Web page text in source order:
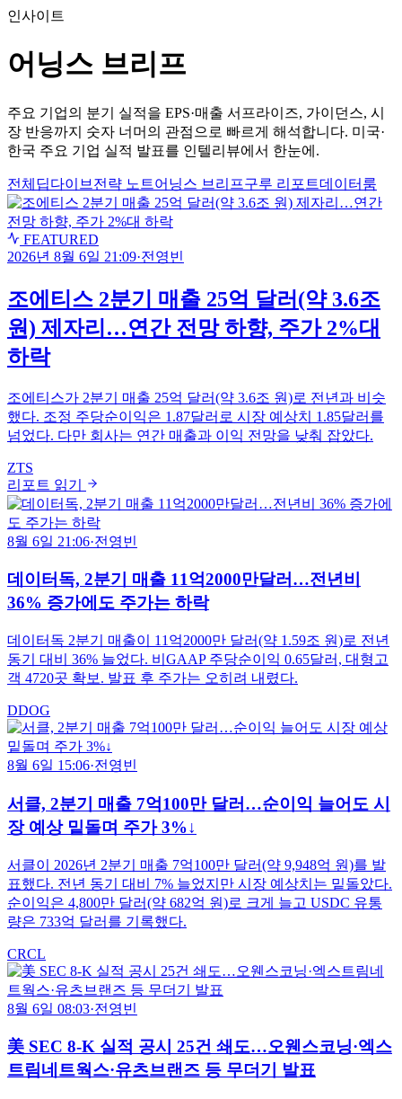
인사이트
어닝스 브리프
주요 기업의 분기 실적을 EPS·매출 서프라이즈, 가이던스, 시
장 반응까지 숫자 너머의 관점으로 빠르게 해석합니다. 미국·
한국 주요 기업 실적 발표를 인텔리뷰에서 한눈에.
전체 딥다이브 전략 노트어닝스 브리프구루 리포트데이터룸
FEATURED
2026년 8월 6일 21:09·전영빈
조에티스 2분기 매출 25억 달러(약 3.6조
원) 제자리…연간 전망 하향, 주가 2%대
하락
조에티스가 2분기 매출 25억 달러(약 3.6조 원)로 전년과 비슷
했다. 조정 주당순이익은 1.87달러로 시장 예상치 1.85달러를
넘었다. 다만 회사는 연간 매출과 이익 전망을 낮춰 잡았다.
ZTS
리포트 읽기
8월 6일 21:06·전영빈
데이터독, 2분기 매출 11억2000만달러…전년비
36% 증가에도 주가는 하락
데이터독 2분기 매출이 11억2000만 달러(약 1.59조 원)로 전년
동기 대비 36% 늘었다. 비GAAP 주당순이익 0.65달러, 대형고
객 4720곳 확보. 발표 후 주가는 오히려 내렸다.
DDOG
8월 6일 15:06·전영빈
서클, 2분기 매출 7억100만 달러…순이익 늘어도 시
장 예상 밑돌며 주가 3%↓
서클이 2026년 2분기 매출 7억100만 달러(약 9,948억 원)를 발
표했다. 전년 동기 대비 7% 늘었지만 시장 예상치는 밑돌았다.
순이익은 4,800만 달러(약 682억 원)로 크게 늘고 USDC 유통
량은 733억 달러를 기록했다.
CRCL
8월 6일 08:03·전영빈
美 SEC 8-K 실적 공시 25건 쇄도…오웬스코닝·엑스
트림네트웍스·유츠브랜즈 등 무더기 발표